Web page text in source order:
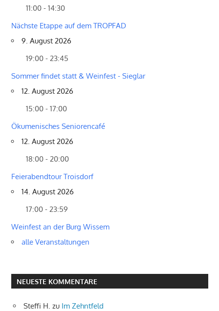
11:00 - 14:30
Nächste Etappe auf dem TROPFAD
9. August 2026
19:00 - 23:45
Sommer findet statt & Weinfest - Sieglar
12. August 2026
15:00 - 17:00
Ökumenisches Seniorencafé
12. August 2026
18:00 - 20:00
Feierabendtour Troisdorf
14. August 2026
17:00 - 23:59
Weinfest an der Burg Wissem
alle Veranstaltungen
NEUESTE KOMMENTARE
Steffi H. zu Im Zehntfeld